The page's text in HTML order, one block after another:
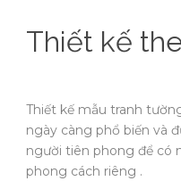
Thiết kế
Thiết kế mẫu tranh
ngày càng phổ biến và
người tiên phong để có
phong cách riêng .